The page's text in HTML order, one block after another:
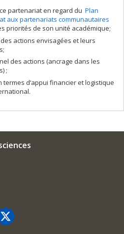
partenariat en regard du Plan
aux partenariats communautaires
priorités de son unité académique;
actions envisagées et leurs
des actions (ancrage dans les
;
d’appui financier et logistique